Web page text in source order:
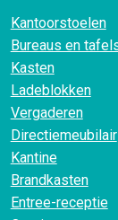
Kantoorstoelen
Bureaus en
Kasten
Ladeblokken
Vergaderen
Directiemeubilair
Kantine
Brandkasten
Entree-receptie